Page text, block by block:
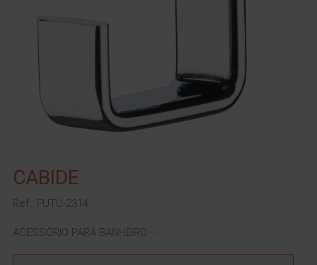
CABIDE
Ref.: FUTU-2314
ACESSÓRIO PARA BANHEIRO –